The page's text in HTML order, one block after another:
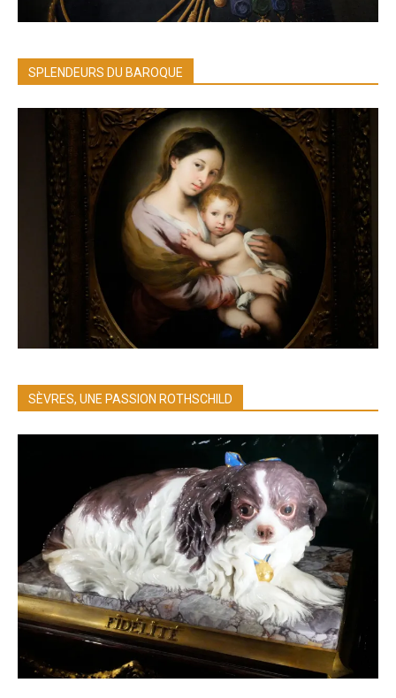
SPLENDEURS DU BAROQUE
SÈVRES, UNE PASSION ROTHSCHILD